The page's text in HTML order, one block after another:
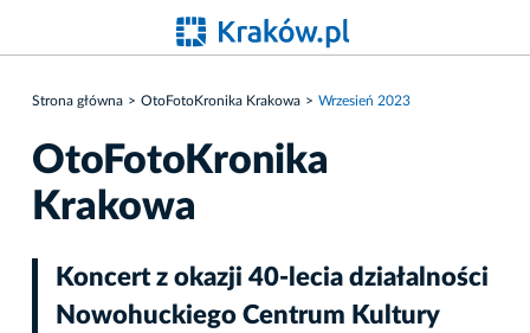
Strona główna OtoFotoKronika Krakowa Wrzesień 2023
OtoFotoKronika
Krakowa
Koncert z okazji 40-lecia działalności
Nowohuckiego Centrum Kultury